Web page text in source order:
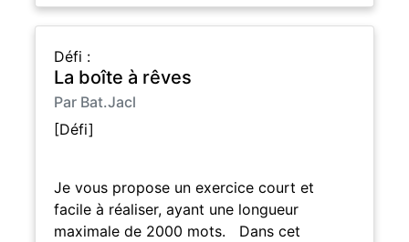
Défi :
La boîte à rêves
Par Bat.Jacl
[Défi]
Je vous propose un exercice court et
facile à réaliser, ayant une longueur
maximale de 2000 mots. Dans cet